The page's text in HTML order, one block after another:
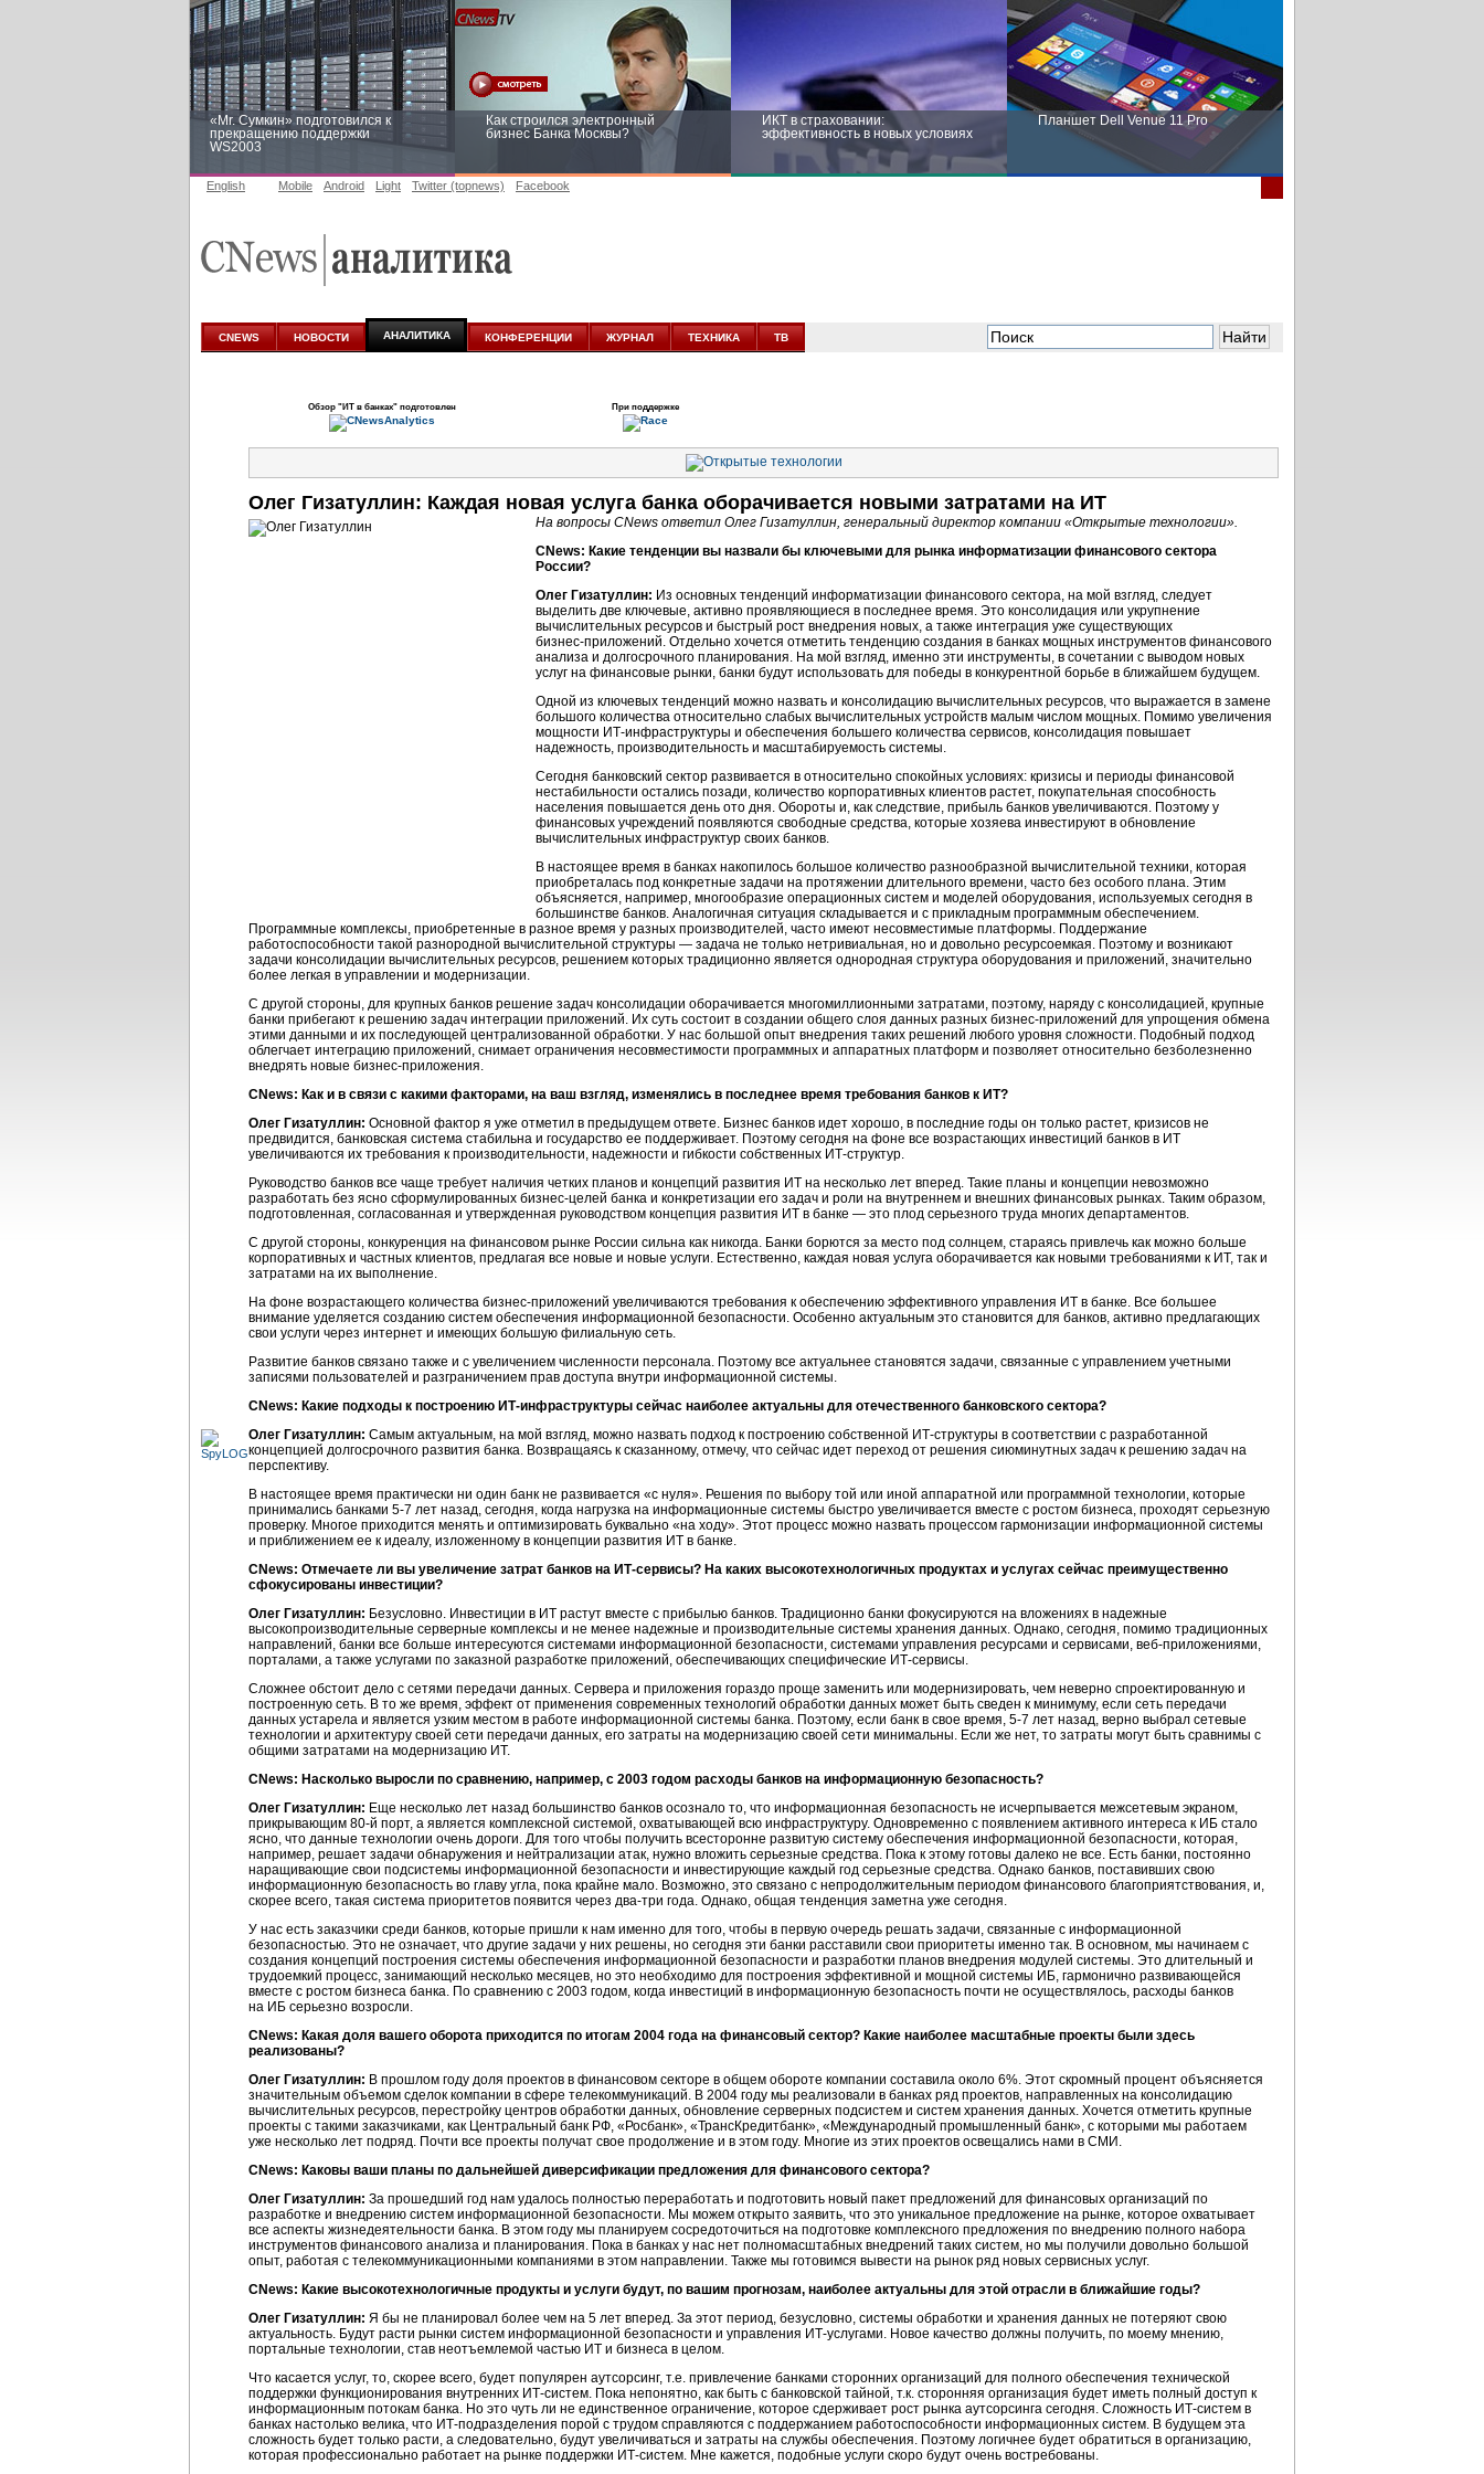
«Mr. Сумкин» подготовился к
прекращению поддержки
WS2003
Как строился электронный
бизнес Банка Москвы?
ИКТ в страховании:
эффективность в новых условиях
Планшет Dell Venue 11 Pro
аналитике
новых условиях
English Mobile Android Light Twitter (topnews) Facebook
CNEWS НОВОСТИ АНАЛИТИКА КОНФЕРЕНЦИИ ЖУРНАЛ ТЕХНИКА ТВ
Обзор "ИТ в банках"подготовлен При поддержке
Олег Гизатуллин: Каждая новая услуга банка оборачивается новыми затратами на ИТ
На вопросы CNews ответил Олег Гизатуллин, генеральный директор компании «Открытые технологии».
CNews: Какие тенденции вы назвали бы ключевыми для рынка информатизации финансового сектора
России?
Олег Гизатуллин: Из основных тенденций информатизации финансового сектора, на мой взгляд, следует
выделить две ключевые, активно проявляющиеся в последнее время. Это консолидация или укрупнение
вычислительных ресурсов и быстрый рост внедрения новых, а также интеграция уже существующих
бизнес-приложений. Отдельно хочется отметить тенденцию создания в банках мощных инструментов финансового
анализа и долгосрочного планирования. На мой взгляд, именно эти инструменты, в сочетании с выводом новых
услуг на финансовые рынки, банки будут использовать для победы в конкурентной борьбе в ближайшем будущем.
Одной из ключевых тенденций можно назвать и консолидацию вычислительных ресурсов, что выражается в замене
большого количества относительно слабых вычислительных устройств малым числом мощных. Помимо увеличения
мощности ИТ-инфраструктуры и обеспечения большего количества сервисов, консолидация повышает
надежность, производительность и масштабируемость системы.
Сегодня банковский сектор развивается в относительно спокойных условиях: кризисы и периоды финансовой
нестабильности остались позади, количество корпоративных клиентов растет, покупательная способность
населения повышается день ото дня. Обороты и, как следствие, прибыль банков увеличиваются. Поэтому у
финансовых учреждений появляются свободные средства, которые хозяева инвестируют в обновление
вычислительных инфраструктур своих банков.
В настоящее время в банках накопилось большое количество разнообразной вычислительной техники, которая
приобреталась под конкретные задачи на протяжении длительного времени, часто без особого плана. Этим
объясняется, например, многообразие операционных систем и моделей оборудования, используемых сегодня в
большинстве банков. Аналогичная ситуация складывается и с прикладным программным обеспечением.
Программные комплексы, приобретенные в разное время у разных производителей, часто имеют несовместимые платформы. Поддержание
работоспособности такой разнородной вычислительной структуры — задача не только нетривиальная, но и довольно ресурсоемкая. Поэтому и возникают
задачи консолидации вычислительных ресурсов, решением которых традиционно является однородная структура оборудования и приложений, значительно
более легкая в управлении и модернизации.
С другой стороны, для крупных банков решение задач консолидации оборачивается многомиллионными затратами, поэтому, наряду с консолидацией, крупные
банки прибегают к решению задач интеграции приложений. Их суть состоит в создании общего слоя данных разных бизнес-приложений для упрощения обмена
этими данными и их последующей централизованной обработки. У нас большой опыт внедрения таких решений любого уровня сложности. Подобный подход
облегчает интеграцию приложений, снимает ограничения несовместимости программных и аппаратных платформ и позволяет относительно безболезненно
внедрять новые бизнес-приложения.
CNews: Как и в связи с какими факторами, на ваш взгляд, изменялись в последнее время требования банков к ИТ?
Олег Гизатуллин: Основной фактор я уже отметил в предыдущем ответе. Бизнес банков идет хорошо, в последние годы он только растет, кризисов не
предвидится, банковская система стабильна и государство ее поддерживает. Поэтому сегодня на фоне все возрастающих инвестиций банков в ИТ
увеличиваются их требования к производительности, надежности и гибкости собственных ИТ-структур.
Руководство банков все чаще требует наличия четких планов и концепций развития ИТ на несколько лет вперед. Такие планы и концепции невозможно
разработать без ясно сформулированных бизнес-целей банка и конкретизации его задач и роли на внутреннем и внешних финансовых рынках. Таким образом,
подготовленная, согласованная и утвержденная руководством концепция развития ИТ в банке — это плод серьезного труда многих департаментов.
С другой стороны, конкуренция на финансовом рынке России сильна как никогда. Банки борются за место под солнцем, стараясь привлечь как можно больше
корпоративных и частных клиентов, предлагая все новые и новые услуги. Естественно, каждая новая услуга оборачивается как новыми требованиями к ИТ, так и
затратами на их выполнение.
На фоне возрастающего количества бизнес-приложений увеличиваются требования к обеспечению эффективного управления ИТ в банке. Все большее
внимание уделяется созданию систем обеспечения информационной безопасности. Особенно актуальным это становится для банков, активно предлагающих
свои услуги через интернет и имеющих большую филиальную сеть.
Развитие банков связано также и с увеличением численности персонала. Поэтому все актуальнее становятся задачи, связанные с управлением учетными
записями пользователей и разграничением прав доступа внутри информационной системы.
CNews: Какие подходы к построению ИТ-инфраструктуры сейчас наиболее актуальны для отечественного банковского сектора?
Олег Гизатуллин: Самым актуальным, на мой взгляд, можно назвать подход к построению собственной ИТ-структуры в соответствии с разработанной
концепцией долгосрочного развития банка. Возвращаясь к сказанному, отмечу, что сейчас идет переход от решения сиюминутных задач к решению задач на
перспективу.
В настоящее время практически ни один банк не развивается «с нуля». Решения по выбору той или иной аппаратной или программной технологии, которые
принимались банками 5-7 лет назад, сегодня, когда нагрузка на информационные системы быстро увеличивается вместе с ростом бизнеса, проходят серьезную
проверку. Многое приходится менять и оптимизировать буквально «на ходу». Этот процесс можно назвать процессом гармонизации информационной системы
и приближением ее к идеалу, изложенному в концепции развития ИТ в банке.
CNews: Отмечаете ли вы увеличение затрат банков на ИТ-сервисы? На каких высокотехнологичных продуктах и услугах сейчас преимущественно
сфокусированы инвестиции?
Олег Гизатуллин: Безусловно. Инвестиции в ИТ растут вместе с прибылью банков. Традиционно банки фокусируются на вложениях в надежные
высокопроизводительные серверные комплексы и не менее надежные и производительные системы хранения данных. Однако, сегодня, помимо традиционных
направлений, банки все больше интересуются системами информационной безопасности, системами управления ресурсами и сервисами, веб-приложениями,
порталами, а также услугами по заказной разработке приложений, обеспечивающих специфические ИТ-сервисы.
Сложнее обстоит дело с сетями передачи данных. Сервера и приложения гораздо проще заменить или модернизировать, чем неверно спроектированную и
построенную сеть. В то же время, эффект от применения современных технологий обработки данных может быть сведен к минимуму, если сеть передачи
данных устарела и является узким местом в работе информационной системы банка. Поэтому, если банк в свое время, 5-7 лет назад, верно выбрал сетевые
технологии и архитектуру своей сети передачи данных, его затраты на модернизацию своей сети минимальны. Если же нет, то затраты могут быть сравнимы с
общими затратами на модернизацию ИТ.
CNews: Насколько выросли по сравнению, например, с 2003 годом расходы банков на информационную безопасность?
Олег Гизатуллин: Еще несколько лет назад большинство банков осознало то, что информационная безопасность не исчерпывается межсетевым экраном,
прикрывающим 80-й порт, а является комплексной системой, охватывающей всю инфраструктуру. Одновременно с появлением активного интереса к ИБ стало
ясно, что данные технологии очень дороги. Для того чтобы получить всесторонне развитую систему обеспечения информационной безопасности, которая,
например, решает задачи обнаружения и нейтрализации атак, нужно вложить серьезные средства. Пока к этому готовы далеко не все. Есть банки, постоянно
наращивающие свои подсистемы информационной безопасности и инвестирующие каждый год серьезные средства. Однако банков, поставивших свою
информационную безопасность во главу угла, пока крайне мало. Возможно, это связано с непродолжительным периодом финансового благоприятствования, и,
скорее всего, такая система приоритетов появится через два-три года. Однако, общая тенденция заметна уже сегодня.
У нас есть заказчики среди банков, которые пришли к нам именно для того, чтобы в первую очередь решать задачи, связанные с информационной
безопасностью. Это не означает, что другие задачи у них решены, но сегодня эти банки расставили свои приоритеты именно так. В основном, мы начинаем с
создания концепций построения системы обеспечения информационной безопасности и разработки планов внедрения модулей системы. Это длительный и
трудоемкий процесс, занимающий несколько месяцев, но это необходимо для построения эффективной и мощной системы ИБ, гармонично развивающейся
вместе с ростом бизнеса банка. По сравнению с 2003 годом, когда инвестиций в информационную безопасность почти не осуществлялось, расходы банков
на ИБ серьезно возросли.
CNews: Какая доля вашего оборота приходится по итогам 2004 года на финансовый сектор? Какие наиболее масштабные проекты были здесь
реализованы?
Олег Гизатуллин: В прошлом году доля проектов в финансовом секторе в общем обороте компании составила около 6%. Этот скромный процент объясняется
значительным объемом сделок компании в сфере телекоммуникаций. В 2004 году мы реализовали в банках ряд проектов, направленных на консолидацию
вычислительных ресурсов, перестройку центров обработки данных, обновление серверных подсистем и систем хранения данных. Хочется отметить крупные
проекты с такими заказчиками, как Центральный банк РФ, «Росбанк», «ТрансКредитбанк», «Международный промышленный банк», с которыми мы работаем
уже несколько лет подряд. Почти все проекты получат свое продолжение и в этом году. Многие из этих проектов освещались нами в СМИ.
CNews: Каковы ваши планы по дальнейшей диверсификации предложения для финансового сектора?
Олег Гизатуллин: За прошедший год нам удалось полностью переработать и подготовить новый пакет предложений для финансовых организаций по
разработке и внедрению систем информационной безопасности. Мы можем открыто заявить, что это уникальное предложение на рынке, которое охватывает
все аспекты жизнедеятельности банка. В этом году мы планируем сосредоточиться на подготовке комплексного предложения по внедрению полного набора
инструментов финансового анализа и планирования. Пока в банках у нас нет полномасштабных внедрений таких систем, но мы получили довольно большой
опыт, работая с телекоммуникационными компаниями в этом направлении. Также мы готовимся вывести на рынок ряд новых сервисных услуг.
CNews: Какие высокотехнологичные продукты и услуги будут, по вашим прогнозам, наиболее актуальны для этой отрасли в ближайшие годы?
Олег Гизатуллин: Я бы не планировал более чем на 5 лет вперед. За этот период, безусловно, системы обработки и хранения данных не потеряют свою
актуальность. Будут расти рынки систем информационной безопасности и управления ИТ-услугами. Новое качество должны получить, по моему мнению,
портальные технологии, став неотъемлемой частью ИТ и бизнеса в целом.
Что касается услуг, то, скорее всего, будет популярен аутсорсинг, т.е. привлечение банками сторонних организаций для полного обеспечения технической
поддержки функционирования внутренних ИТ-систем. Пока непонятно, как быть с банковской тайной, т.к. сторонняя организация будет иметь полный доступ к
информационным потокам банка. Но это чуть ли не единственное ограничение, которое сдерживает рост рынка аутсорсинга сегодня. Сложность ИТ-систем в
банках настолько велика, что ИТ-подразделения порой с трудом справляются с поддержанием работоспособности информационных систем. В будущем эта
сложность будет только расти, а следовательно, будут увеличиваться и затраты на службы обеспечения. Поэтому логичнее будет обратиться в организацию,
которая профессионально работает на рынке поддержки ИТ-систем. Мне кажется, подобные услуги скоро будут очень востребованы.